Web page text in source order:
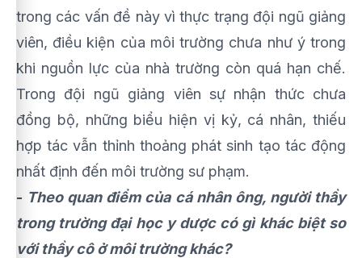
trong các vấn đề này vì thực trạng đội ngũ giảng
viên, điều kiện của môi trường chưa như ý trong
khi nguồn lực của nhà trường còn quá hạn chế.
Trong đội ngũ giảng viên sự nhận thức chưa
đồng bộ, những biểu hiện vị kỷ, cá nhân, thiếu
hợp tác vẫn thỉnh thoảng phát sinh tạo tác động
nhất định đến môi trường sư phạm.
- Theo quan điểm của cá nhân ông, người thầy
trong trường đại học y dược có gì khác biệt so
với thầy cô ở môi trường khác?